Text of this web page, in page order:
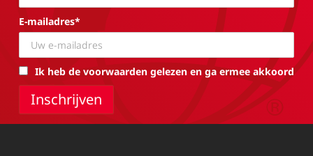
E-mailadres*
Ik heb de voorwaarden gelezen en ga ermee akkoord